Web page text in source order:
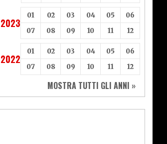
2023
01 02 03 04 05
06
07
08 09 10 11 12
2022
01 02 03 04 05
06
07
08 09 10 11 12
MOSTRA TUTTI GLI ANNI »